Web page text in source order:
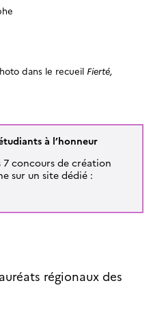
dans le recueil Fierté,
à l’honneur
7 concours de création
sur un site dédié :
régionaux des